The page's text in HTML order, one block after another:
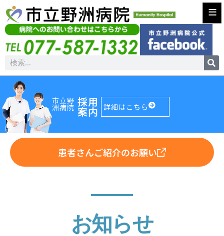
≡
市立野
洲病院 採用
案内 詳細はこちら
患者さんご紹介のお願い
お知らせ